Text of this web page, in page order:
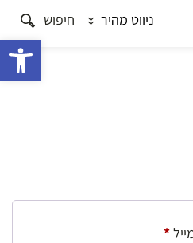
ניווט מהיר חיפוש
*חובה